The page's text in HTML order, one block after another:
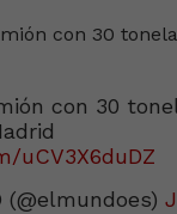
con 30
uCV3X6duDZ